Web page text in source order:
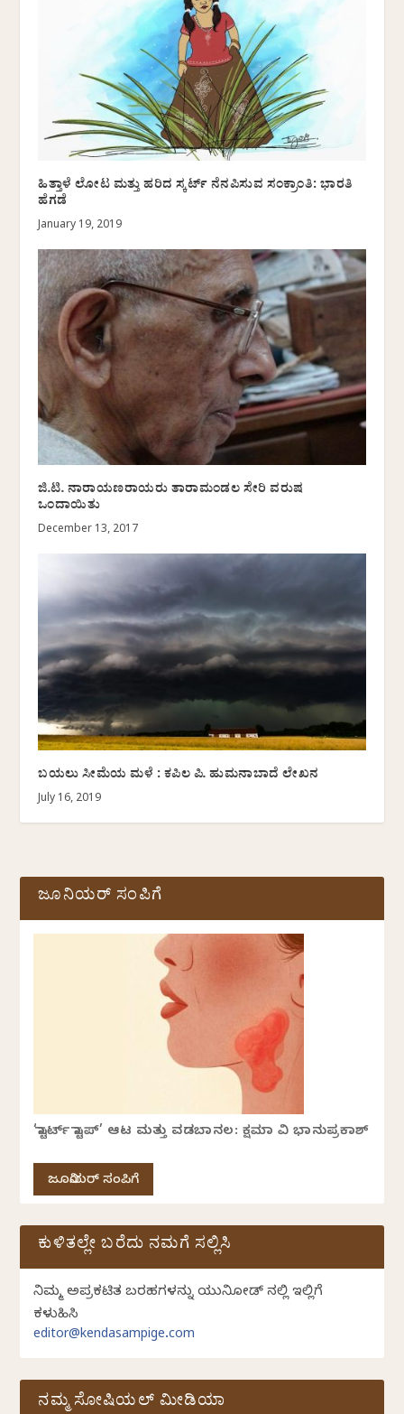
ಹಿತ್ತಾಳೆ ಲೋಟ ಮತ್ತು ಹರಿದ ಸ್ಕರ್ಟ್ ನೆನಪಿಸುವ ಸಂಕ್ರಾಂತಿ: ಭಾರತಿ
ಹೆಗಡೆ
January 19, 2019
ಜಿ.ಟಿ. ನಾರಾಯಣರಾಯರು ತಾರಾಮಂಡಲ ಸೇರಿ ವರುಷ
ಒಂದಾಯಿತು
December 13, 2017
ಬಯಲು ಸೀಮೆಯ ಮಳೆ : ಕಪಿಲ ಪಿ. ಹುಮನಾಬಾದೆ ಲೇಖನ
July 16, 2019
ಜೂನಿಯರ್ ಸಂಪಿಗೆ
‘ಸ್ಟಾರ್ಟ್ ಸ್ಟಾಪ್’ ಆಟ ಮತ್ತು ವಡಬಾನಲ: ಕ್ಷಮಾ ವಿ ಭಾನುಪ್ರಕಾಶ್
ಜೂನಿಯರ್ ಸಂಪಿಗೆ
ಕುಳಿತಲ್ಲೇ ಬರೆದು ನಮಗೆ ಸಲ್ಲಿಸಿ
ನಿಮ್ಮ ಅಪ್ರಕಟಿತ ಬರಹಗಳನ್ನು ಯುನಿಕೋಡ್ ನಲ್ಲಿ ಇಲ್ಲಿಗೆ
ಕಳುಹಿಸಿ
editor@kendasampige.com
ನಮ್ಮ ಸೋಷಿಯಲ್‌ ಮೀಡಿಯಾ